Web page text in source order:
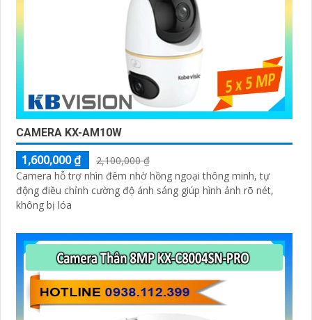
CAMERA KX-AM10W
1,600,000 ₫
2,100,000 ₫
Camera hỗ trợ nhìn đêm nhờ hồng ngoại thông minh, tự
động điều chỉnh cường độ ánh sáng giúp hình ảnh rõ nét,
không bị lóa